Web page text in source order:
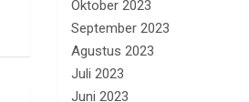
Oktober 2023
September 2023
Agustus 2023
Juli 2023
Juni 2023